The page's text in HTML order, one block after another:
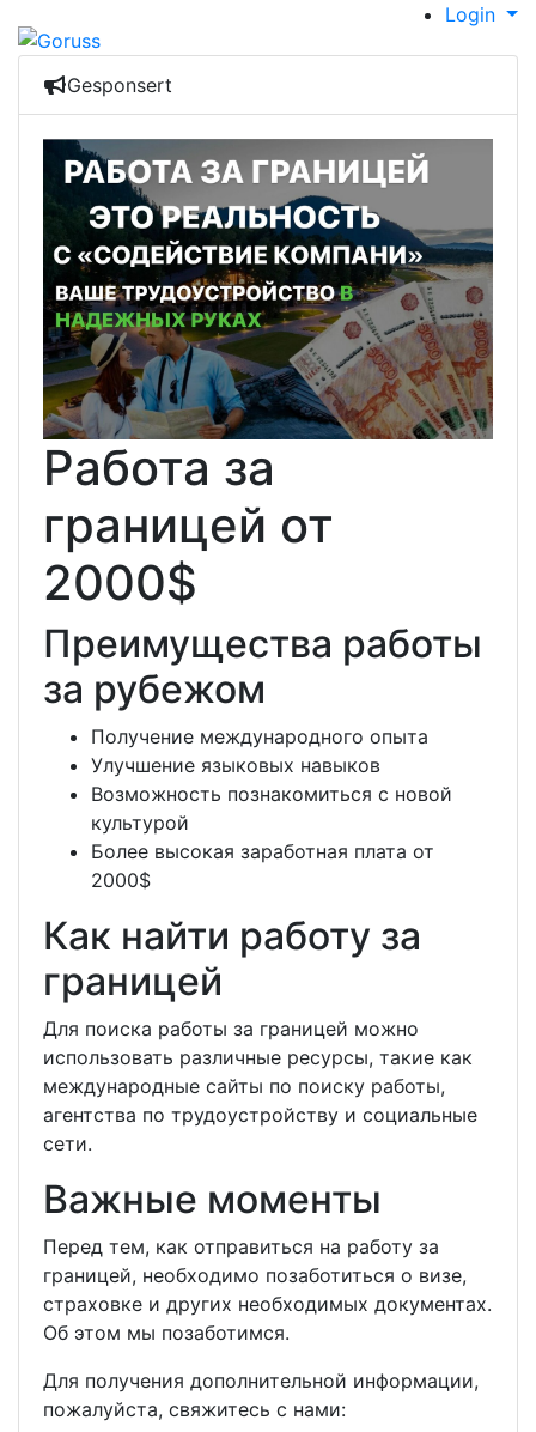
Login
Gesponsert
Работа за
границей от
2000$
Преимущества работы
за рубежом
Получение международного опыта
Улучшение языковых навыков
Возможность познакомиться с новой
культурой
Более высокая заработная плата от
2000$
Как найти работу за
границей
Для поиска работы за границей можно
использовать различные ресурсы, такие как
международные сайты по поиску работы,
агентства по трудоустройству и социальные
сети.
Важные моменты
Перед тем, как отправиться на работу за
границей, необходимо позаботиться о визе,
страховке и других необходимых документах.
Об этом мы позаботимся.
Для получения дополнительной информации,
пожалуйста, свяжитесь с нами: